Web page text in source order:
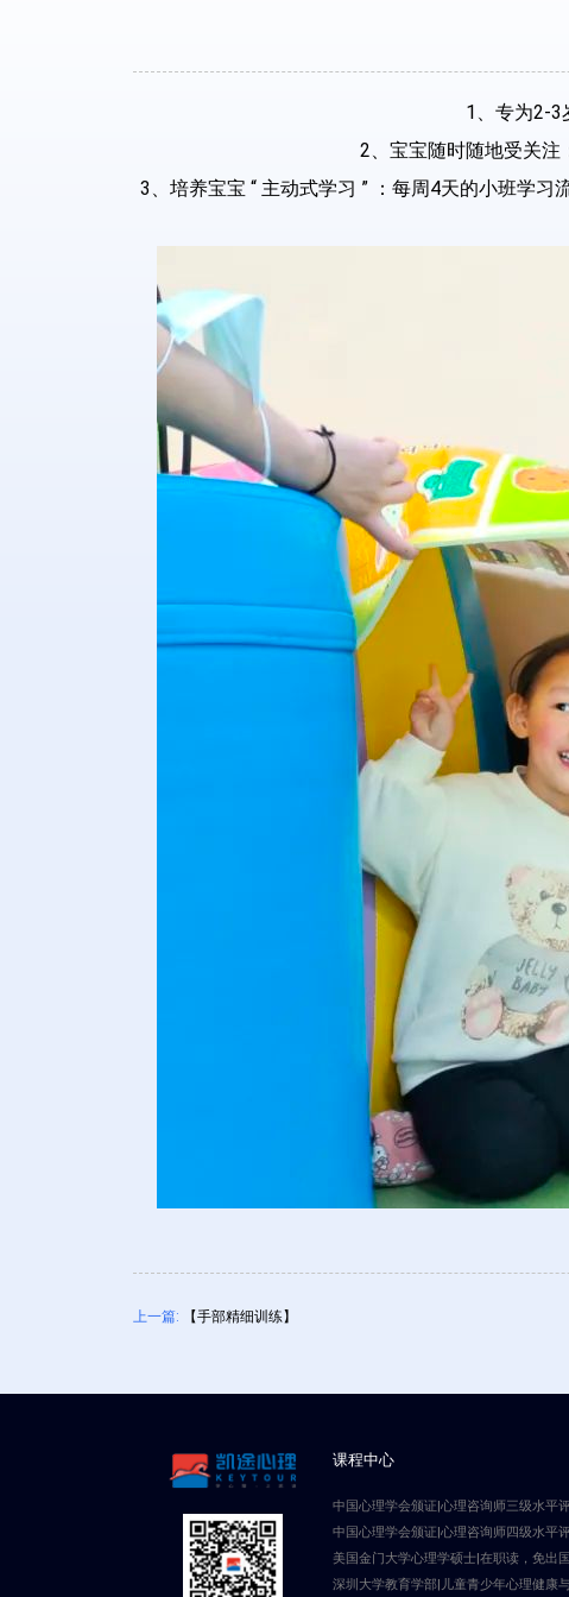
1、专为2-3
2、宝宝随时随地受关注
3、培养宝宝 “ 主动式学习 ” ：每周4天的小班学
上一篇: 【手部精细训练】
课程中心
中国心理学会颁证|心理咨询师三级水平
中国心理学会颁证|心理咨询师四级水平
美国金门大学心理学硕士|在职读，免出
深圳大学教育学部|儿童青少年心理健康